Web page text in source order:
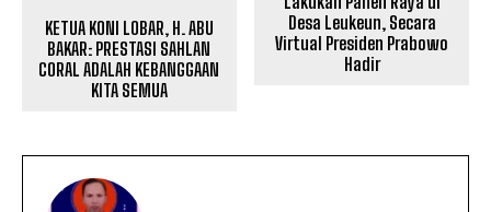
KETUA KONI LOBAR, H. ABU
BAKAR: PRESTASI SAHLAN
CORAL ADALAH KEBANGGAAN
KITA SEMUA
Desa Leukeun, Secara
Virtual Presiden Prabowo
Hadir